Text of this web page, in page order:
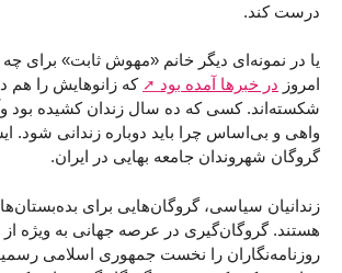
درست کند.
یا در نمونه‌ای دیگر خانم «مهوش ثابت» برای چه
امروز در خبرها آمده بود
که زانوهایش را هم
شکسته‌اند. کسی که ده سال زندان کشیده بود
واهی و بی‌اساس چرا باید دوباره زندانی شود.
گروگان شهروندان جامعه‌ بهایی در ایران.
زندانیان سیاسی، گروگان‌هایی برای
هستند. گروگان‌گیری در عرصه جهانی به ویژه از
روزنامه‌نگاران را نخست جمهوری اسلامی